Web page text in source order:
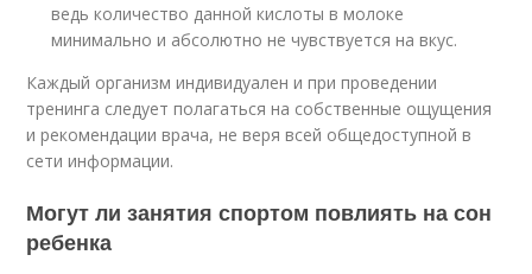
ведь количество данной кислоты в молоке
минимально и абсолютно не чувствуется на вкус.
Каждый организм индивидуален и при проведении
тренинга следует полагаться на собственные ощущения
и рекомендации врача, не веря всей общедоступной в
сети информации.
Могут ли занятия спортом повлиять на сон
ребенка